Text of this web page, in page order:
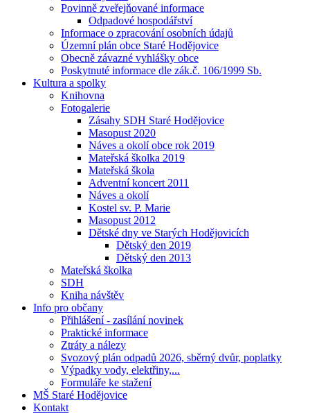
Povinně zveřejňované informace
Odpadové hospodářství
Informace o zpracování osobních údajů
Územní plán obce Staré Hodějovice
Obecně závazné vyhlášky obce
Poskytnuté informace dle zák.č. 106/1999 Sb.
Kultura a spolky
Knihovna
Fotogalerie
Zásahy SDH Staré Hodějovice
Masopust 2020
Náves a okolí obce rok 2019
Mateřská školka 2019
Mateřská škola
Adventní koncert 2011
Náves a okolí
Kostel sv. P. Marie
Masopust 2012
Dětské dny ve Starých Hodějovicích
Dětský den 2019
Dětský den 2013
Mateřská školka
SDH
Kniha návštěv
Info pro občany
Přihlášení - zasílání novinek
Praktické informace
Ztráty a nálezy
Svozový plán odpadů 2026, sběrný dvůr, poplatky
Výpadky vody, elektřiny,...
Formuláře ke stažení
MŠ Staré Hodějovice
Kontakt